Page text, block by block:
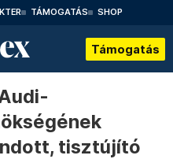
TÁMOGATÁS SHOP
Támogatás
tisztújító